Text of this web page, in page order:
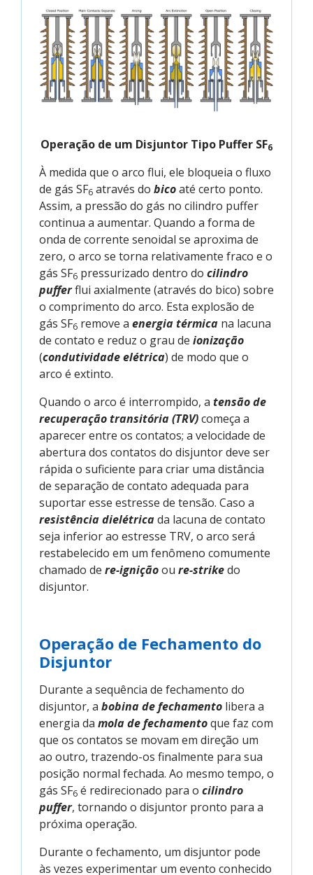
Operação de um Disjuntor Tipo Puffer SF6
À medida que o arco flui, ele bloqueia o fluxo
de gás SF6 através do bicoaté certo ponto.
Assim, a pressão do gás no cilindro puffer
continua a aumentar. Quando a forma de
onda de corrente senoidal se aproxima de
zero, o arco se torna relativamente fraco e o
gás SF6 pressurizado dentro do cilindro
pufferflui axialmente (através do bico) sobre
o comprimento do arco. Esta explosão de
gás SF6 remove a energia térmica na lacuna
de contato e reduz o grau de ionização
(condutividade elétrica) de modo que o
arco é extinto.
Quando o arco é interrompido, a tensão de
recuperação transitória (TRV)começa a
aparecer entre os contatos; a velocidade de
abertura dos contatos do disjuntor deve ser
rápida o suficiente para criar uma distância
de separação de contato adequada para
suportar esse estresse de tensão. Caso a
resistência dielétricada lacuna de contato
seja inferior ao estresse TRV, o arco será
restabelecido em um fenômeno comumente
chamado de re-igniçãoou re-strikedo
disjuntor.
Operação de Fechamento do
Disjuntor
Durante a sequência de fechamento do
disjuntor, a bobina de fechamento libera a
energia da mola de fechamentoque faz com
que os contatos se movam em direção um
ao outro, trazendo-os finalmente para sua
posição normal fechada. Ao mesmo tempo, o
gás SF6 é redirecionado para o cilindro
puffer, tornando o disjuntor pronto para a
próxima operação.
Durante o fechamento, um disjuntor pode
às vezes experimentar um evento conhecido